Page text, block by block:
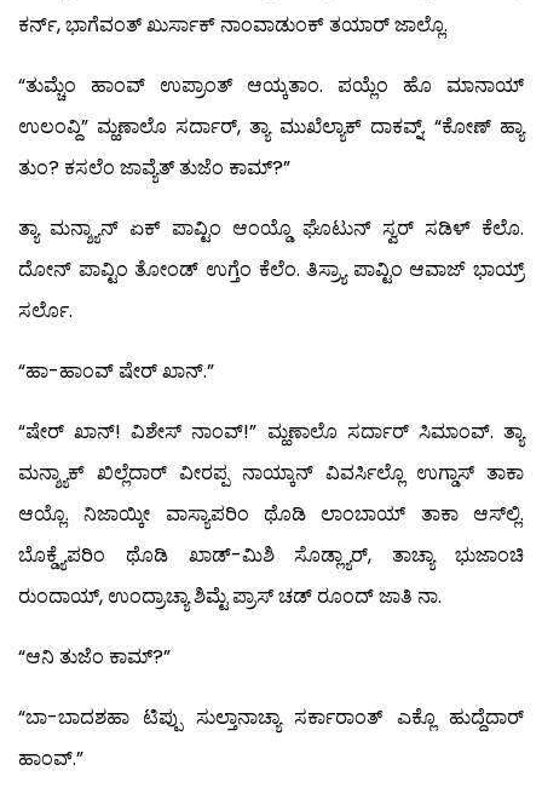
ಕರ್ನ್, ಭಾಗೆವಂತ್ ಖುರ್ಸಾಕ್ ನಾಂವಾಡುಂಕ್ ತಯಾರ್ ಜಾಲ್ಲೊ.
“ತುಮ್ಚೆಂ ಹಾಂವ್ ಉಪ್ರಾಂತ್ ಆಯ್ಕತಾಂ. ಪಯ್ಲೆಂ ಹೊ ಮಾನಾಯ್
ಉಲಂವ್ದಿ” ಮ್ಹಣಾಲೊ ಸರ್ದಾರ್, ತ್ಯಾ ಮುಖೆಲ್ಯಾಕ್ ದಾಕವ್ನ್. “ಕೋಣ್ ಹ್ಯಾ
ತುಂ? ಕಸಲೆಂ ಜಾವ್ಯೆತ್ ತುಜೆಂ ಕಾಮ್?”
ತ್ಯಾ ಮನ್ಶ್ಯಾನ್ ಏಕ್ ಪಾವ್ಟಿಂ ಆಂಯ್ಡೊ ಘೊಟುನ್ ಸ್ವರ್ ಸಡಿಳ್ ಕೆಲೊ.
ದೋನ್ ಪಾವ್ಟಿಂ ತೋಂಡ್ ಉಗ್ತೆಂ ಕೆಲೆಂ. ತಿಸ್ರ್ಯಾ ಪಾವ್ಟಿಂ ಆವಾಜ್ ಭಾಯ್ರ್
ಸರ್ಲೊ.
“ಹಾ-ಹಾಂವ್ ಷೇರ್ ಖಾನ್.”
“ಷೇರ್ ಖಾನ್! ವಿಶೇಸ್ ನಾಂವ್!” ಮ್ಹಣಾಲೊ ಸರ್ದಾರ್ ಸಿಮಾಂವ್. ತ್ಯಾ
ಮನ್ಶ್ಯಾಕ್ ಖಿಲ್ಲೆದಾರ್ ವೀರಪ್ಪ ನಾಯ್ಕಾನ್ ವಿವರ್ಸಿಲ್ಲೊ ಉಗ್ಡಾಸ್ ತಾಕಾ
ಆಯ್ಲೊ. ನಿಜಾಯ್ಕೀ ವಾಸ್ಯಾಪರಿಂ ಥೊಡಿ ಲಾಂಬಾಯ್ ತಾಕಾ ಆಸ್‍ಲ್ಲಿ.
ಬೊಕ್ಡ್ಯೆಪರಿಂ ಥೊಡಿ ಖಾಡ್-ಮಿಶಿ ಸೊಡ್ಲ್ಯಾರ್, ತಾಚ್ಯಾ ಭುಜಾಂಚಿ
ರುಂದಾಯ್, ಉಂದ್ರಾಚ್ಯಾ ಶಿಮ್ಟೆ ಪ್ರಾಸ್ ಚಡ್ ರೂಂದ್ ಜಾತಿ ನಾ.
“ಆನಿ ತುಜೆಂ ಕಾಮ್?”
“ಬಾ-ಬಾದಶಹಾ ಟಿಪ್ಪು ಸುಲ್ತಾನಾಚ್ಯಾ ಸರ್ಕಾರಾಂತ್ ಎಕ್ಲೊ ಹುದ್ದೆದಾರ್
ಹಾಂವ್.”